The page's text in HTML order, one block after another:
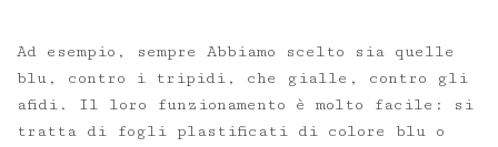
Ad esempio, sempre Abbiamo scelto sia quelle
blu, contro i tripidi, che gialle, contro gli
afidi. Il loro funzionamento è molto facile: si
tratta di fogli plastificati di colore blu o